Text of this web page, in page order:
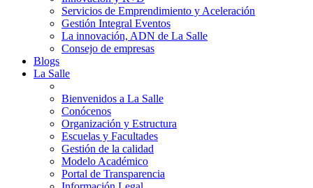
Servicios de Emprendimiento y Aceleración
Gestión Integral Eventos
La innovación, ADN de La Salle
Consejo de empresas
Blogs
La Salle
Bienvenidos a La Salle
Conócenos
Organización y Estructura
Escuelas y Facultades
Gestión de la calidad
Modelo Académico
Portal de Transparencia